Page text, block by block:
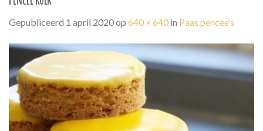
Gepubliceerd 1 april 2020op 640 × 640 in Paas pencee’s